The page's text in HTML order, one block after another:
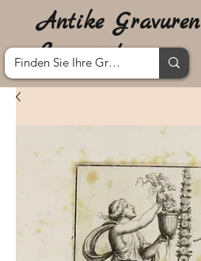
Antike Gravuren
Lanzarote